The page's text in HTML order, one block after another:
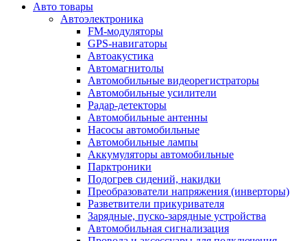
Авто товары
Автоэлектроника
FM-модуляторы
GPS-навигаторы
Автоакустика
Автомагнитолы
Автомобильные видеорегистраторы
Автомобильные усилители
Радар-детекторы
Автомобильные антенны
Насосы автомобильные
Автомобильные лампы
Аккумуляторы автомобильные
Парктроники
Подогрев сидений, накидки
Преобразователи напряжения (инверторы)
Разветвители прикуривателя
Зарядные, пуско-зарядные устройства
Автомобильная сигнализация